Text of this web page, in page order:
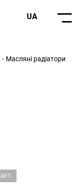
UA
Масляні радіатори